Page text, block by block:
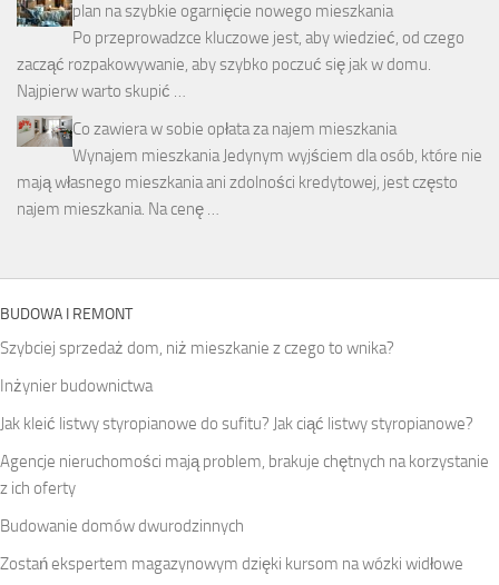
plan na szybkie ogarnięcie nowego mieszkania
Po przeprowadzce kluczowe jest, aby wiedzieć, od czego
zacząć rozpakowywanie, aby szybko poczuć się jak w domu.
Najpierw warto skupić …
Co zawiera w sobie opłata za najem mieszkania
Wynajem mieszkania Jedynym wyjściem dla osób, które nie
mają własnego mieszkania ani zdolności kredytowej, jest często
najem mieszkania. Na cenę …
BUDOWA I REMONT
Szybciej sprzedaż dom, niż mieszkanie z czego to wnika?
Inżynier budownictwa
Jak kleić listwy styropianowe do sufitu? Jak ciąć listwy styropianowe?
Agencje nieruchomości mają problem, brakuje chętnych na korzystanie
z ich oferty
Budowanie domów dwurodzinnych
Zostań ekspertem magazynowym dzięki kursom na wózki widłowe